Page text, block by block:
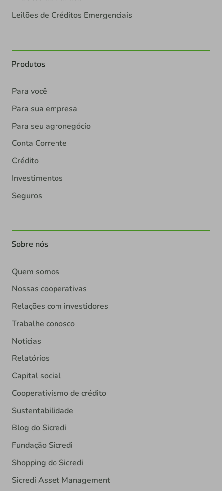
Leilões de Créditos Emergenciais
Produtos
Para você
Para sua empresa
Para seu agronegócio
Conta Corrente
Crédito
Investimentos
Seguros
Sobre nós
Quem somos
Nossas cooperativas
Relações com investidores
Trabalhe conosco
Notícias
Relatórios
Capital social
Cooperativismo de crédito
Sustentabilidade
Blog do Sicredi
Fundação Sicredi
Shopping do Sicredi
Sicredi Asset Management